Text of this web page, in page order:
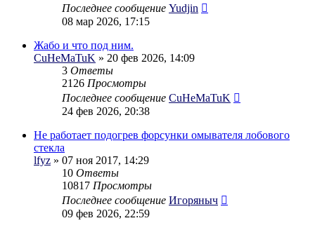
Последнее сообщение Yudjin
08 мар 2026, 17:15
Жабо и что под ним.
CuHeMaTuK » 20 фев 2026, 14:09
3 Ответы
2126 Просмотры
Последнее сообщение CuHeMaTuK
24 фев 2026, 20:38
Не работает подогрев форсунки омывателя лобового
стекла
lfyz » 07 ноя 2017, 14:29
10 Ответы
10817 Просмотры
Последнее сообщение Игоряныч
09 фев 2026, 22:59